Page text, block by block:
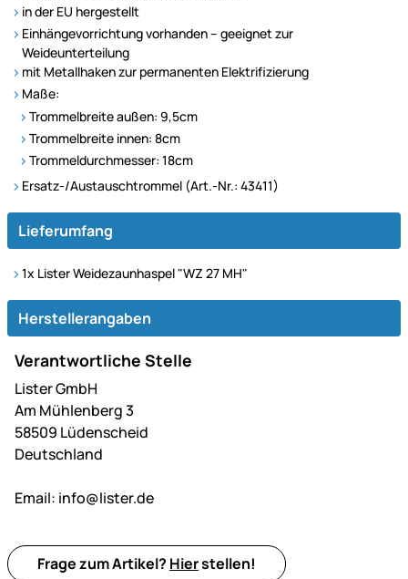
in der EU hergestellt
Einhängevorrichtung vorhanden – geeignet zur
Weideunterteilung
mit Metallhaken zur permanenten Elektrifizierung
Maße:
Trommelbreite außen: 9,5cm
Trommelbreite innen: 8cm
Trommeldurchmesser: 18cm
Ersatz-/Austauschtrommel (Art.-Nr.: 43411)
Lieferumfang
1x Lister Weidezaunhaspel "WZ 27 MH"
Herstellerangaben
Verantwortliche Stelle
Lister GmbH
Am Mühlenberg 3
58509 Lüdenscheid
Deutschland
Email: info@lister.de
Frage zum Artikel? Hierstellen!